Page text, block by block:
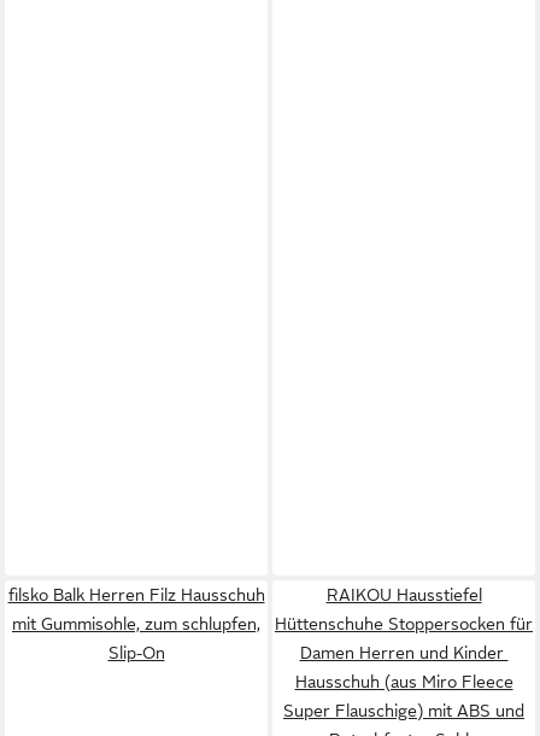
filsko Balk Herren Filz Hausschuh
mit Gummisohle, zum schlupfen,
Slip-On
RAIKOU Hausstiefel
Hüttenschuhe Stoppersocken für
Damen Herren und Kinder
Hausschuh (aus Miro Fleece
Super Flauschige) mit ABS und